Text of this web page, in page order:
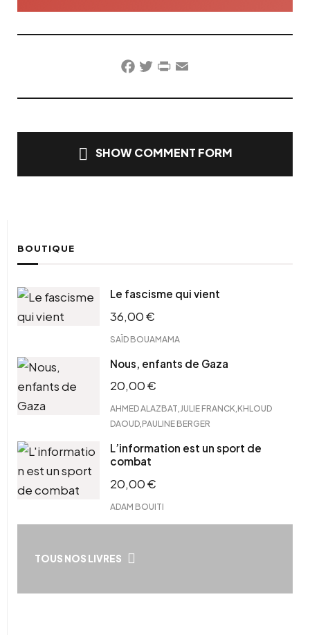
Facebook
TwitterPrintFriendly
Email
SHOW COMMENT FORM
BOUTIQUE
Le fascisme qui vient
36,00€
SAÏD BOUAMAMA
Nous, enfants de Gaza
20,00€
AHMED ALAZBAT,JULIE FRANCK,KHLOUD
DAOUD,PAULINE BERGER
L’information est un sport de
combat
20,00€
ADAM BOUITI
TOUS NOS LIVRES